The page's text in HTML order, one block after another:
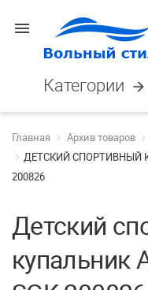
menu
Категории arrow_forward
Главная Архив товаров
ДЕТСКИЙ СПОРТИВНЫЙ
200826
Детский
купальник